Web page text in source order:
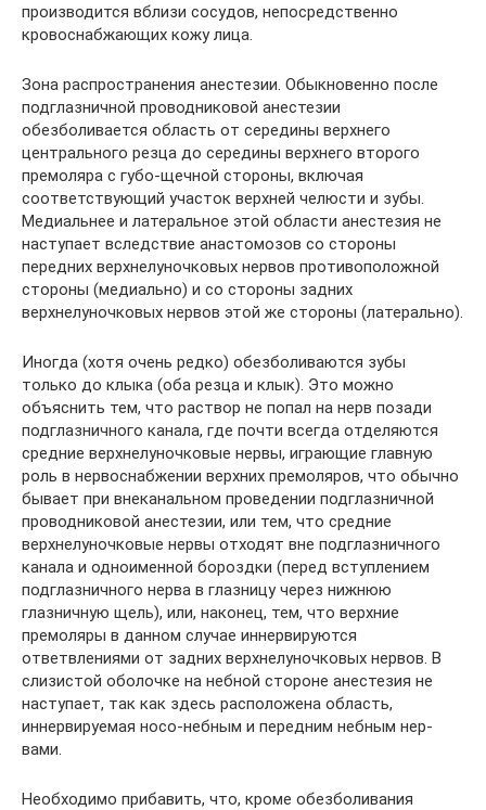
производится вблизи сосудов, непосредственно
кровоснабжающих кожу лица.
Зона распространения анестезии. Обыкновенно после
подглазничной проводниковой анестезии
обезболивается область от середины верхнего
центрального резца до середины верхнего второго
премоляра с губо-щечной стороны, включая
соответствующий участок верхней челюсти и зубы.
Медиальнее и латеральное этой области анестезия не
наступает вследствие анастомозов со стороны
передних верхнелуночковых нервов противоположной
стороны (медиально) и со стороны задних
верхнелуночковых нервов этой же стороны (латерально).
Иногда (хотя очень редко) обезболиваются зубы
только до клыка (оба резца и клык). Это можно
объяснить тем, что раствор не попал на нерв позади
подглазничного канала, где почти всегда отделяются
средние верхнелуночковые нервы, играющие главную
роль в нервоснабжении верхних премоляров, что обычно
бывает при внеканальном проведении подглазничной
проводниковой анестезии, или тем, что средние
верхнелуночковые нервы отходят вне подглазничного
канала и одноименной бороздки (перед вступлением
подглазничного нерва в глазницу через нижнюю
глазничную щель), или, наконец, тем, что верхние
премоляры в данном случае иннервируются
ответвлениями от задних верхнелуночковых нервов. В
слизистой оболочке на небной стороне анестезия не
наступает, так как здесь расположена область,
иннервируемая носо-небным и передним небным нер­
вами.
Необходимо прибавить, что, кроме обезболивания